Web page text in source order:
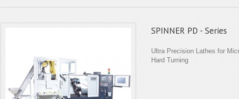
SPINNER PD - Series
Ultra Precision Lathes for
Hard Turning